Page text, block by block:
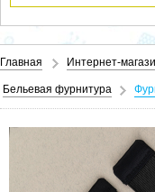
Главная Интернет-
Бельевая фурнитура